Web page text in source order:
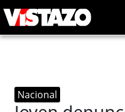
Nacional